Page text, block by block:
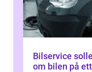
Bilservice sollentuna så
om bilen på